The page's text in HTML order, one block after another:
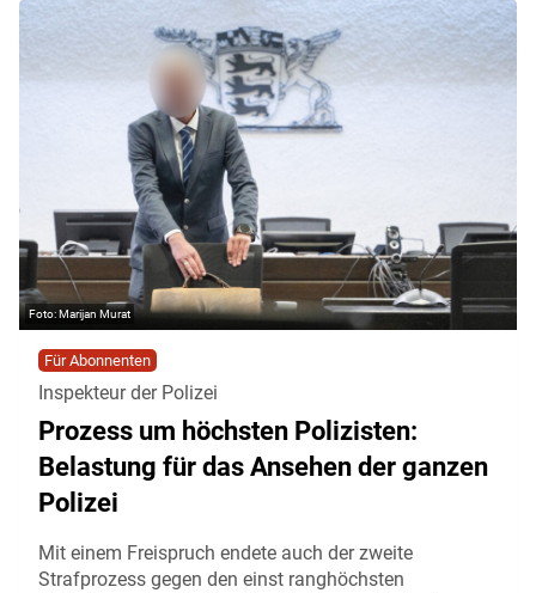
Marijan Murat
Für Abonnenten
Inspekteur der Polizei
Prozess um höchsten Polizisten:
Belastung für das Ansehen der ganzen
Polizei
Mit einem Freispruch endete auch der zweite
Strafprozess gegen den einst ranghöchsten